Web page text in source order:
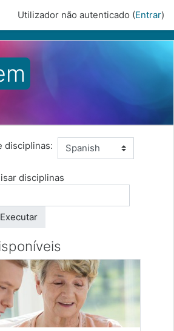
Utilizador não autenticado (Entrar)
disciplinas:
disciplinas
Executar